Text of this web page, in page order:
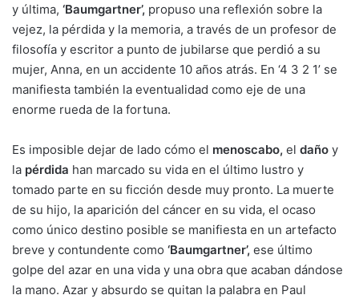
y última, ‘Baumgartner’, propuso una reflexión sobre la
vejez, la pérdida y la memoria, a través de un profesor de
filosofía y escritor a punto de jubilarse que perdió a su
mujer, Anna, en un accidente 10 años atrás. En ‘4 3 2 1’ se
manifiesta también la eventualidad como eje de una
enorme rueda de la fortuna.
Es imposible dejar de lado cómo el menoscabo, el daño y
la pérdida han marcado su vida en el último lustro y
tomado parte en su ficción desde muy pronto. La muerte
de su hijo, la aparición del cáncer en su vida, el ocaso
como único destino posible se manifiesta en un artefacto
breve y contundente como ‘Baumgartner’, ese último
golpe del azar en una vida y una obra que acaban dándose
la mano. Azar y absurdo se quitan la palabra en Paul